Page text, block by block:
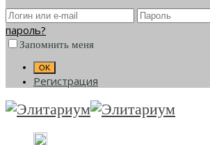
пароль?
Запомнить меня
Регистрация